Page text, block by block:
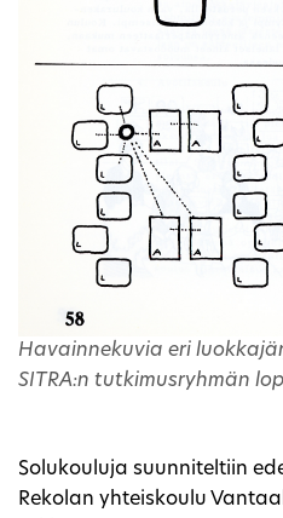
Havainnekuvia eri
SITRA:n tutkimusryhmän
Solukouluja suunniteltiin
Rekolan yhteiskoulu